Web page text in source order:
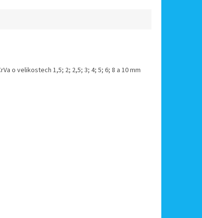
o velikostech 1,5; 2; 2,5; 3; 4; 5; 6; 8 a 10 mm